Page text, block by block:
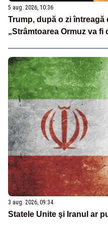
5 aug. 2026, 10:36
Trump, după o zi
„Strâmtoarea Ormuz va
3 aug. 2026, 09:34
Statele Unite şi Iranul ar